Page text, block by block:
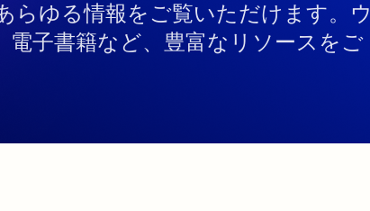
らゆる情報をご覧いただけます。ウ
子書籍など、豊富なリソースをご